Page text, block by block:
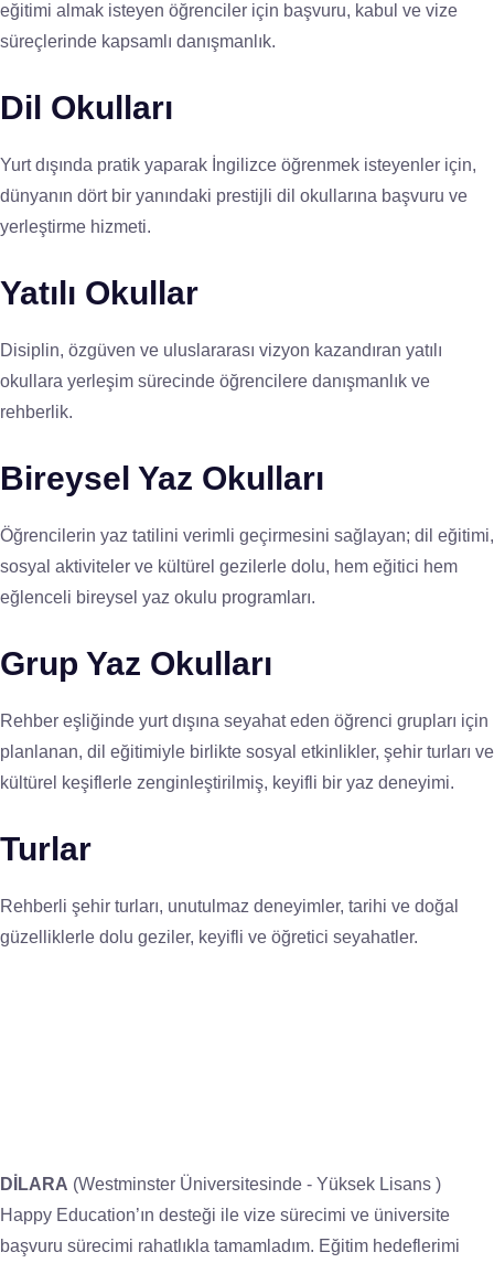
eğitimi almak isteyen öğrenciler için başvuru, kabul ve vize
süreçlerinde kapsamlı danışmanlık.
Dil Okulları
Yurt dışında pratik yaparak İngilizce öğrenmek isteyenler için,
dünyanın dört bir yanındaki prestijli dil okullarına başvuru ve
yerleştirme hizmeti.
Yatılı Okullar
Disiplin, özgüven ve uluslararası vizyon kazandıran yatılı
okullara yerleşim sürecinde öğrencilere danışmanlık ve
rehberlik.
Bireysel Yaz Okulları
Öğrencilerin yaz tatilini verimli geçirmesini sağlayan; dil eğitimi,
sosyal aktiviteler ve kültürel gezilerle dolu, hem eğitici hem
eğlenceli bireysel yaz okulu programları.
Grup Yaz Okulları
Rehber eşliğinde yurt dışına seyahat eden öğrenci grupları için
planlanan, dil eğitimiyle birlikte sosyal etkinlikler, şehir turları ve
kültürel keşiflerle zenginleştirilmiş, keyifli bir yaz deneyimi.
Turlar
Rehberli şehir turları, unutulmaz deneyimler, tarihi ve doğal
güzelliklerle dolu geziler, keyifli ve öğretici seyahatler.
DİLARA (Westminster Üniversitesinde - Yüksek Lisans )
Happy Education’ın desteği ile vize sürecimi ve üniversite
başvuru sürecimi rahatlıkla tamamladım. Eğitim hedeflerimi